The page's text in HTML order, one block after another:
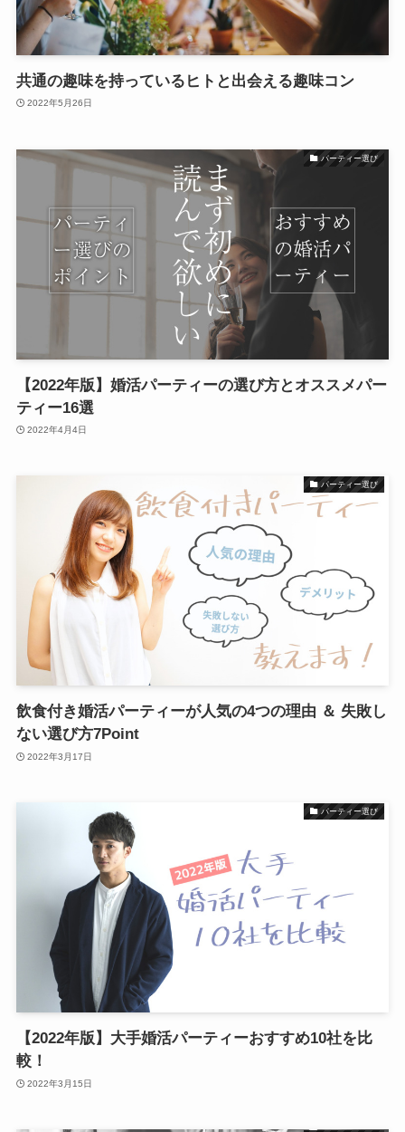
共通の趣味を持っているヒトと出会える趣味コン
2022年5月26日
パーティー選び
【2022年版】婚活パーティーの選び方とオススメパー
ティー16選
2022年4月4日
パーティー選び
飲食付き婚活パーティーが人気の4つの理由 ＆ 失敗し
ない選び方7Point
2022年3月17日
パーティー選び
【2022年版】大手婚活パーティーおすすめ10社を比
較！
2022年3月15日